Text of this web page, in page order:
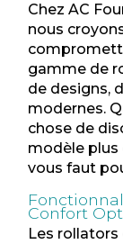
Chez AC
nous
gamme de
de designs,
modernes.
chose de
modèle plus
vous faut
Confort
Les rollators